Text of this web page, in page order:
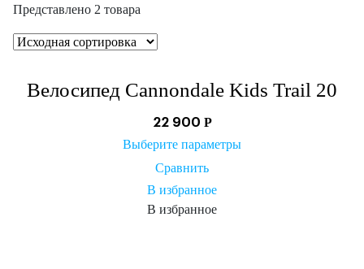
Представлено 2 товара
Велосипед Cannondale Kids Trail 20
22 900 Р
Выберите параметры
Сравнить
В избранное
В избранное